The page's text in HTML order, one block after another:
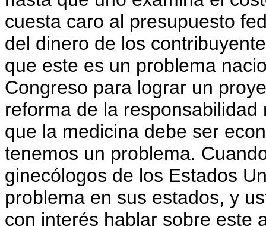
cuesta caro al presupuesto
del dinero de los
que este es un problema
Congreso para lograr un
reforma de la
que la medicina debe ser
tenemos un problema.
ginecólogos de los Estados
problema en sus estados, y
con interés hablar sobre este